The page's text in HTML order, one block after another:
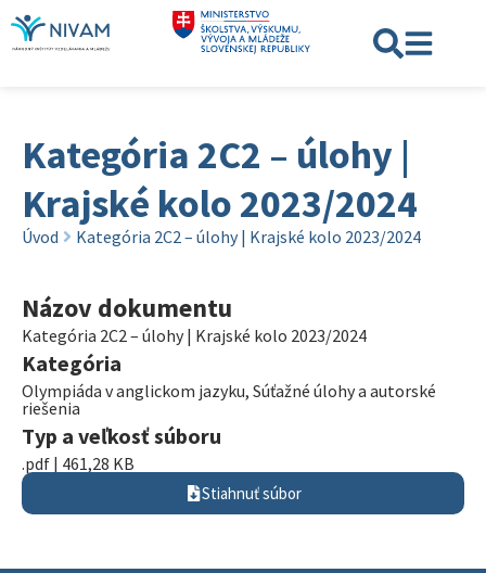
Kategória 2C2 – úlohy |
Krajské kolo 2023/2024
Úvod Kategória 2C2 – úlohy | Krajské kolo 2023/2024
Názov dokumentu
Kategória 2C2 – úlohy | Krajské kolo 2023/2024
Kategória
Olympiáda v anglickom jazyku, Súťažné úlohy a autorské
riešenia
Typ a veľkosť súboru
.pdf | 461,28 KB
Stiahnuť súbor